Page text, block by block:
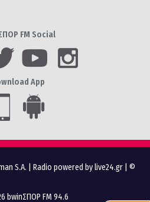
FM Social
App
S.A. Radio powered by live24.gr | ©
bwinΣΠΟΡ FM 94.6